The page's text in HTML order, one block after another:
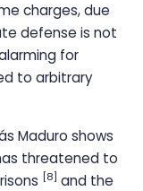
charges, due
defense is not
for
to arbitrary
Maduro shows
threatened to
[8] and the